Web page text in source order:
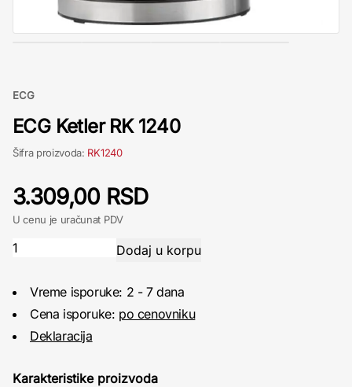
ECG
ECG Ketler RK 1240
Šifra proizvoda: RK1240
3.309,00 RSD
U cenu je uračunat PDV
Vreme isporuke: 2 - 7 dana
Cena isporuke: po cenovniku
Deklaracija
Karakteristike proizvoda